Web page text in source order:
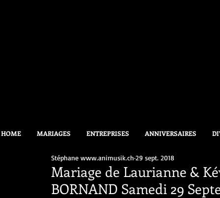
HOME MARIAGES ENTREPRISES ANNIVERSAIRES
Mariage de Laurianne &
BORNAND Samedi 29
Stéphane www.animusik.ch 29 sept. 2018